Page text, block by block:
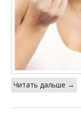
Читать дальше →